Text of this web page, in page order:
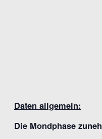
Daten allgemein:
Die Mondphase